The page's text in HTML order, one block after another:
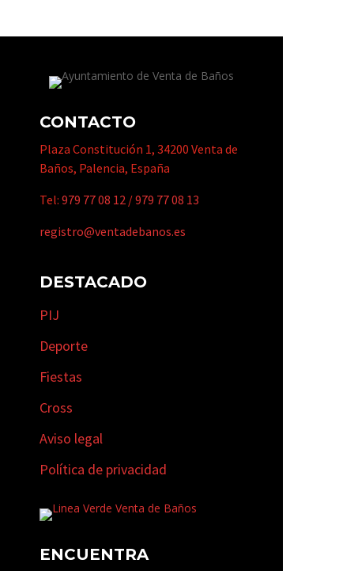
CONTACTO
Plaza Constitución 1, 34200 Venta de
Baños, Palencia, España
Tel: 979 77 08 12 /979 77 08 13
registro@ventadebanos.es
DESTACADO
PIJ
Deporte
Fiestas
Cross
Aviso legal
Política de privacidad
ENCUENTRA